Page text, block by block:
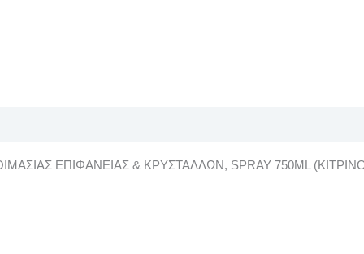
ΕΠΙΦΑΝΕΙΑΣ & ΚΡΥΣΤΑΛΛΩΝ, SPRAY 750ML